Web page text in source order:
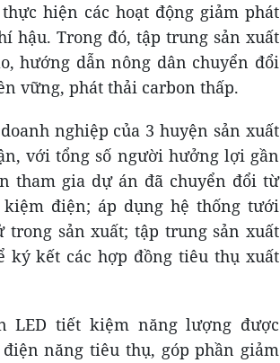
hiện các hoạt động giảm phát
Trong đó, tập trung sản xuất
hướng dẫn nông dân chuyển đổi
vững, phát thải carbon thấp.
nghiệp của 3 huyện sản xuất
với tổng số người hưởng lợi gần
tham gia dự án đã chuyển đổi từ
điện; áp dụng hệ thống tưới
sản xuất; tập trung sản xuất
ký kết các hợp đồng tiêu thụ xuất
LED tiết kiệm năng lượng được
năng tiêu thụ, góp phần giảm